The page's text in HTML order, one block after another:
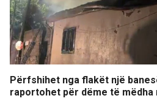
Përfshihet nga flakët një
raportohet për dëme të mëdha